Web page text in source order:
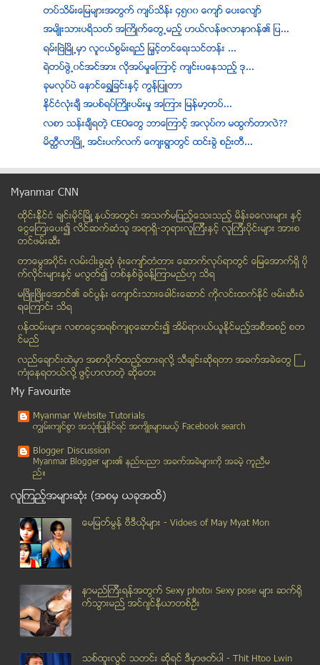
တပ္သိမ္းေျမမ်ားအတြက္ က်ပ္သိန္း ၄၅၀၀ ေက်ာ္ ေပးေလ်ာ္
အမ်ိဳးသားပရိသတ္ အႀကိဳက္ေတြ႕မည့္ ဟယ္လန္ဖလာနာဂန္၏ ျပ...
ရမ္းၿဗဲၿမိဳ႕မွာ လူငယ္စြမ္းရည္ ျမွင့္တင္ေရးသင္တန္း ...
ရဲတပ္ဖြဲ႕၀င္အင္အား လိုအပ္မႈေၾကာင့္ က်င္းပေနသည့္ ဒု...
ခုမလုပ္ပဲ ေနာင္ေရႊ႔ျခင္းႏွင့္ ကြန္ျပဴတာ
ႏိုင္ငံလုံးခ်ီ အပစ္ရပ္ႀကိဳးပမ္းမႈ အၾကား ျမန္မာ့တပ္...
လစာ သန္းခ်ီရတဲ့ CEOေတြ ဘာေၾကာင့္ အလုပ္က မထြက္တာလဲ??
မိတီၳလာၿမိဳ႕ အင္းပက္လက္ ေက်းရြာတြင္ ထင္းခြဲ စဥ္းတီ...
Eleven ရဲ႕ ေဝဖန္ခ်က္ေဆာင္းပါးကုိ ဦးရဲထြဋ္ တုံ႔ျပန္
ဘယ္လိုဆုေတာင္းၾကမလဲ (ဗုဒၶဘာသာဝင္ႏွင့္ ဆုေတာင္းျခင္...
အမ်ဳိးသမီး နဲ႔ စစ္ေရး
ဘုရင့္ေနာင္ပြဲ႐ံု ေရႊ႕ေျပာင္းမည္ ဆိုသည့္သတင္း မဟုတ...
အာဆင္နယ္၊ လီဗာပူးလ္၊ မန္ယူ အသင္းႀကီးမ်ားအားလံုး အႏ...
ကရင္အမ်ိဳးသား စည္းလံုးေရးႏွင့္ ျငိမ္းခ်မ္းေရးဆိုင္...
သာေကတပင္မဓာတ္အားခြဲ႐ံုရွိ ဓာတ္အားလိုင္းႀကိဳးအခ်ဳိ႕...
လက္ရွိအခ်ိန္သည္ ပညာေရးစနစ္ကုိ စမ္းသပ္ရမည့္အခ်ိန္ မ...
ပုလဲ-ဂန္႔ေဂါလမ္းပိုင္းရွိ ပံုေတာင္ေတာင္တန္း နတ္ထိပ...
လက္ပံေတာင္းေတာင္အနီး ေလ်ာ္ေၾကးမယူထားသည့္ စိုက္ခင္း...
ျမန္မာ့ စေတာ့အိတ္ခ်ိန္း ေစ်းကြက္ေဖာ္ေဆာင္ရာတြင္ ျပ...
ရခုိင္ျပည္နယ္ ျပန္လည္ထူေထာင္ေရး စီမံခ်က္မ်ားတြင္ ေ...
ရန္ကုန္တကၠသိုလ္ မြမ္းမံေရး ေဒၚစုေဆြးေႏြး
႐ႈပ္ေထြးမႈမ်ားျဖစ္ေပၚခ့ဲေသာ သူရိယအလင္းဂ်ာနယ္ရပ္ဆို...
ယခုႏွစ္အတြင္း ဒလၿမိဳ႕၏ အိမ္ျခံေျမေစ်းကြက္ အေျခအေနအ...
ျမန္မာ့တပ္မေတာ္ကို စစ္ေရးေလ့က်င့္ေပးေနျခင္း မဟုတ္ဟ...
သန္းေခါင္စာရင္း ေကာက္ယူရန္ ေနာ္ေဝႏွင့္ ဥေရာပႏိုင္င...
လိႈင္သာယာၿမိဳ႕နယ္ကိတ္မုန္႔စက္ရံုတြင္ ယေန႔ နံနက္ ဘ...
ၿငိမ္းခ်မ္းေရး ေဆြးေႏြးပြဲအၿပီး တိုက္ပြဲမ်ားေၾကာင့...
Myanmar CNN
ထိုင္းနို္င္ငံ ခ်င္းမိုင္ျမိဳ ့နယ္အတြင္း အသက္မျပည့္ေသးသည့္ မိန္းခေလးမ်ား နွင့္
ေငြေၾကးေပး၍ လိင္ဆက္ဆံသူ အရာရွိ-ဘုရားလူၾကီးနွင့္ လူၾကီးပိုင္းမ်ား အားစ
တင္ဖမ္းဆီး
တာေမြအ၀ိုင္း လမ္းငါးခြဆံု ခံုးေက်ာ္တံတား ေဆာက္လုပ္ရာတြင္ ေျမေအာက္ရွိ ပို
က္လိုင္းမ်ားႏွင့္ မလြတ္၍ တစ္ႏွစ္ခြဲခန္႔ၾကာမည္ဟု သိရ
မၿဖိဳးၿဖိဳးေအာင္၏ ခင္ပြန္း ေက်ာင္းသားေခါင္းေဆာင္ ကိုလင္းထက္ႏိုင္ ဖမ္းဆီးခံ
ရေၾကာင္း သိရ
၀န္ထမ္းမ်ား လစာေငြအရစ္က်စုေဆာင္း၍ အိမ္ရာ၀ယ္ယူႏုိင္မည့္အစီအစဥ္ စတ
င္မည္
လည္ေခ်ာင္းထဲမွာ အစာပိုက္ထည့္ထားရလုိ႔ သီခ်င္းဆုိရတာ အခက္အခဲေတြ ႀ
ကံဳေနရတယ္လို႔ ဖြင့္ဟလာတဲ့ ဆုိေတး
My Favourite
Myanmar Website Tutorials
ကၽြမ္းက်င္စြာ အသုံးျပဳႏုိင္ရင္ အက်ိဳးမ်ားမယ့္ Facebook search
Blogger Discussion
Myanmar Blogger မ်ား၏ နည္းပညာ အခက္အခဲမ်ားကုိ အခမဲ့ ကူညီမ
ည္။
လူၾကည့္အမ်ားဆုံး (အစမွ ယခုအထိ)
ေမျမတ္မြန္ ဗီဒီယုိမ်ား - Vidoes of May Myat Mon
နာမည္ၾကီးရန္အတြက္ Sexy photo၊ Sexy pose မ်ား ဆက္ရို
က္သြားမည္႔ အင္ဂ်င္နီယာတစ္ဦး
သစ္ထူးလြင္ သတင္း ဆုိရင္ ဒီမွာဖတ္ပါ - Thit Htoo Lwin